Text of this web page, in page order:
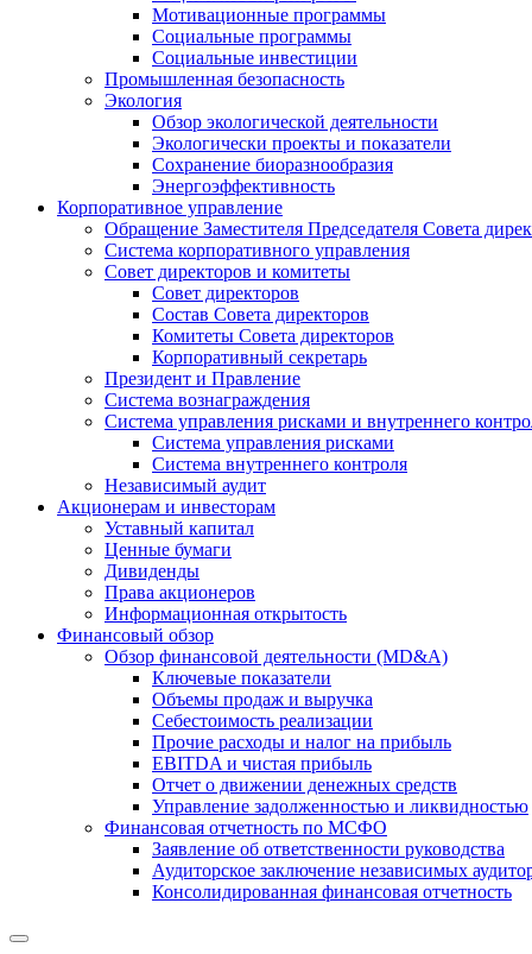
Мотивационные программы
Социальные программы
Социальные инвестиции
Промышленная безопасность
Экология
Обзор экологической деятельности
Экологически проекты и показатели
Сохранение биоразнообразия
Энергоэффективность
Корпоративное управление
Обращение Заместителя Председателя Совета
Система корпоративного управления
Совет директоров и комитеты
Совет директоров
Состав Совета директоров
Комитеты Совета директоров
Корпоративный секретарь
Президент и Правление
Система вознаграждения
Система управления рисками и внутреннего
Система управления рисками
Система внутреннего контроля
Независимый аудит
Акционерам и инвесторам
Уставный капитал
Ценные бумаги
Дивиденды
Права акционеров
Информационная открытость
Финансовый обзор
Обзор финансовой деятельности (MD&A)
Ключевые показатели
Объемы продаж и выручка
Себестоимость реализации
Прочие расходы и налог на прибыль
EBITDA и чистая прибыль
Отчет о движении денежных средств
Управление задолженностью и ликвидностью
Финансовая отчетность по МСФО
Заявление об ответственности руководства
Аудиторское заключение независимых
Консолидированная финансовая отчетность